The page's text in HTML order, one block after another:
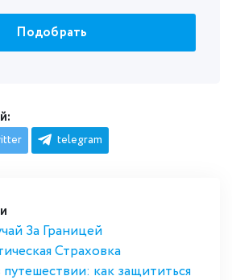
За Границей
Страховка
как защититься
Подобрать
telegram